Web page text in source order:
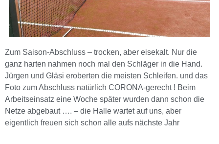
Zum Saison-Abschluss – trocken, aber eisekalt. Nur die
ganz harten nahmen noch mal den Schläger in die Hand.
Jürgen und Gläsi eroberten die meisten Schleifen. und das
Foto zum Abschluss natürlich CORONA-gerecht ! Beim
Arbeitseinsatz eine Woche später wurden dann schon die
Netze abgebaut …. – die Halle wartet auf uns, aber
eigentlich freuen sich schon alle aufs nächste Jahr